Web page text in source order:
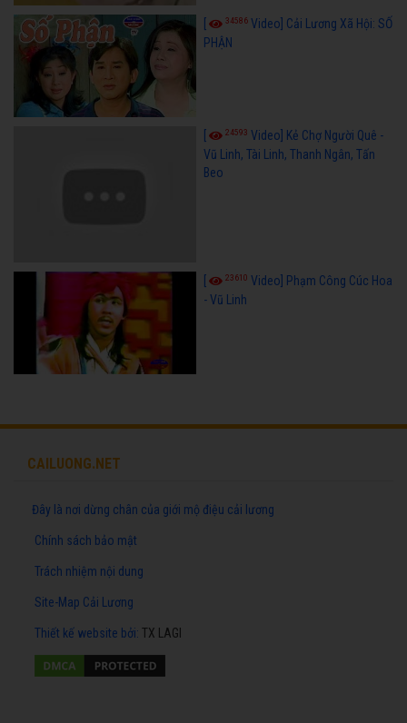
34586 Video] Cải Lương Xã Hội: SỐ
PHẬN
24593 Video] Kẻ Chợ Người Quê -
Vũ Linh, Tài Linh, Thanh Ngân, Tấn
Beo
23610 Video] Phạm Công Cúc Hoa
- Vũ Linh
CAILUONG.NET
Đây là nơi dừng chân của giới mộ điệu cải lương
Chính sách bảo mật
Trách nhiệm nội dung
Site-Map Cải Lương
Thiết kế website bởi: TX LAGI